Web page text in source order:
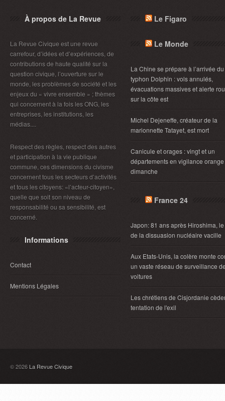
À propos de La Revue
La Revue Civique est une revue
carrefour, d’idées et d’expériences, de
contributions de haute qualité sur la
question civique, l’ouverture sur le
monde, les problèmes de société et les
enjeux du « vivre ensemble » ; thèmes
qui concernent à la fois les ONG, les
entreprises, les institutions, les
médias....
Respect des règles, respect des autres
et participation à la vie publique
commune, ces dimensions du civisme
concernent tous les secteurs d’activités
et tous les citoyens: «l’acteur-citoyen»,
quelle que soit son niveau de
responsabilité ou sa sensibilité, est
concerné.
Informations
Contact
Mentions Légales
Le Figaro
Le Monde
La Chine se prépare à l’arrivée du
typhon Dolphin : vols annulés,
évacuations massives et alerte
sur la côte est
Michel Dejeneffe, créateur de la
marionnette Tatayet, est mort
Canicule et orages : vingt et un
départements en vigilance orange
dimanche
France 24
Japon: 81 ans après Hiroshima,
de la dissuasion nucléaire vacille
Aux Etats-Unis, la colère monte
un vaste réseau de surveillance
voitures
Les chrétiens de Cisjordanie
tentation de l'exil
© 2026 La Revue Civique